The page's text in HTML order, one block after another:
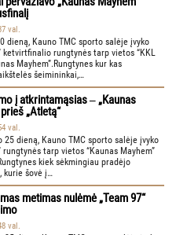
val.
dieną, Kauno TMC sporto salėje įvyko
ketvirtfinalio rungtynės tarp vietos “KKL
Mayhem”.Rungtynes kur kas
šeimininkai,…
į atkrintamąsias ‒ „Kaunas
„Atletą“
val.
dieną, Kauno TMC sporto salėje įvyko
rungtynės tarp vietos “Kaunas Mayhem”
kiek sėkmingiau pradėjo
kurie šovė į…
metimas nulėmė „Team 97“
val.